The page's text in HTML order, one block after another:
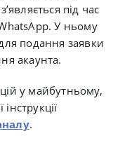
під час
У ньому
подання заявки
акаунта.
у майбутньому,
.